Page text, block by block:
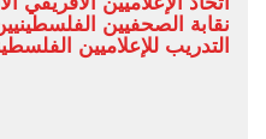
نقابة الصحفيين
التدريب للإعلاميين